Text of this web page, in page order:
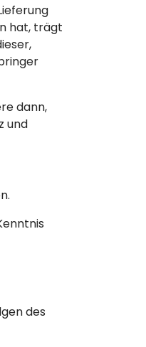
hat, trägt
dann,
und
des